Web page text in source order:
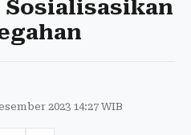
2023 14:27 WIB